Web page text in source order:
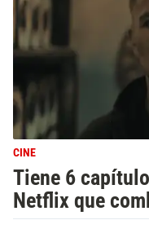
CINE
Tiene 6
Netflix que